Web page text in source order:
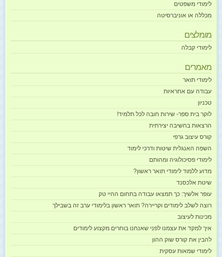
לימודי משפטים
מכללה או אוניברסיטה
מומלצים
לימודי קבלה
מאמרים
לימודי תואר
עבודה עם אחראיות
טכניון
לוקר בית ספר- שירות חובה לכל תלמיד!
הרצאות בחשיבה יצירתית
קורס עיצוב גרפי
השפה האנגלית שיטות ודרכי לימוד
לימודי פסיכולוגיה ומהותם
מדוע ללמוד לימודי תואר ראשון?
שיטת אלכסנד
עופר אלשיך: כך תמצאו עבודה בתחום ההיי טק
רוצה לשלב לימודים וקריירה? תואר ראשון בלימודי ערב זה בשבילך
מכינות לעיצוב
איך למקד את עצמנו לפני שאנחנו בוחרים מקצוע לימודים
להבין את קורס שוק ההון
לימודי שמאות עסקית